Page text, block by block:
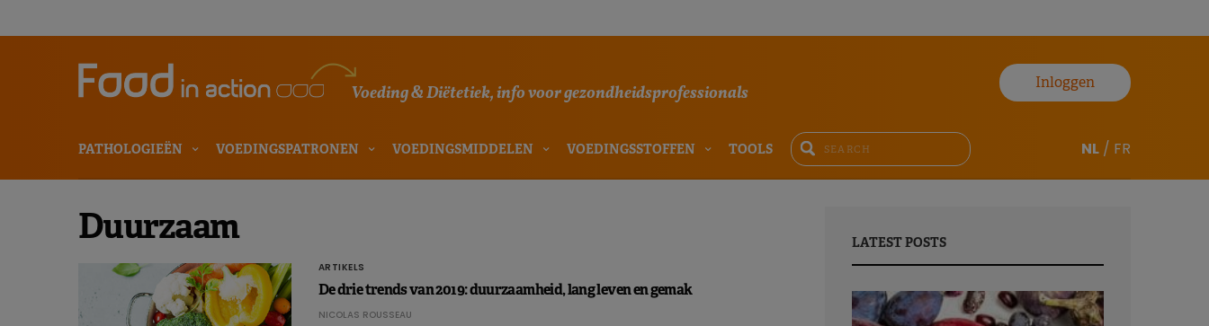
Voeding & Diëtetiek, info voor gezondheidsprofessionals
Inloggen
PATHOLOGIEËN VOEDINGSPATRONEN VOEDINGSMIDDELEN VOEDINGSSTOFFEN TOOLS NL / FR
Duurzaam
ARTIKELS
De drie trends van 2019: duurzaamheid, lang leven en gemak
NICOLAS ROUSSEAU
LATEST POSTS